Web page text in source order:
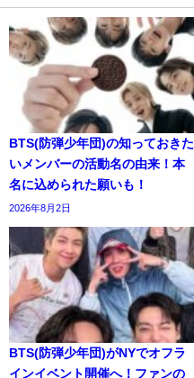
BTS(防弾少年団)の知っておきた
いメンバーの活動名の由来！本
名に込められた願いも！
2026年8月2日
BTS(防弾少年団)がNYでオフラ
インイベント開催へ！ファンの